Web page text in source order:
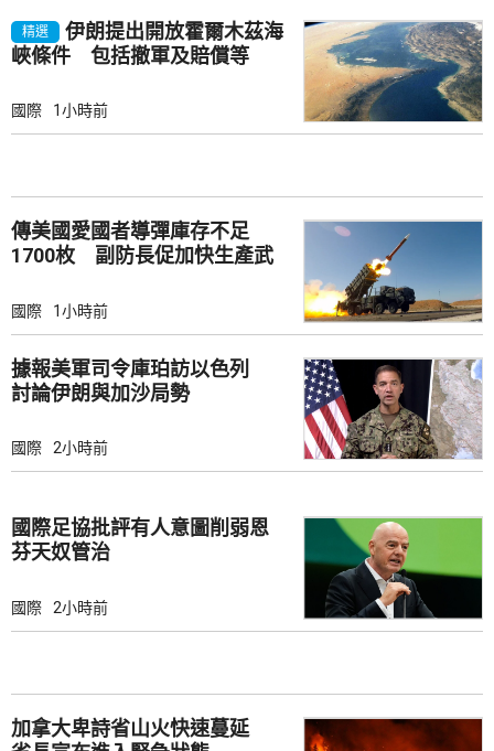
精選
伊朗提出開放霍爾木茲海
峽條件 包括撤軍及賠償等
國際 1小時前
傳美國愛國者導彈庫存不足
1700枚 副防長促加快生產武
國際 1小時前
據報美軍司令庫珀訪以色列
討論伊朗與加沙局勢
國際 2小時前
國際足協批評有人意圖削弱恩
芬天奴管治
國際 2小時前
加拿大卑詩省山火快速蔓延